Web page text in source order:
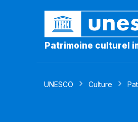
Patrimoine culturel
UNESCO Culture